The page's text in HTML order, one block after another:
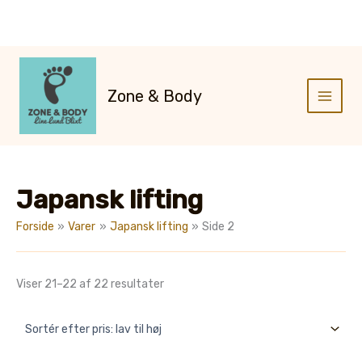
indholdet
Zone & Body
Japansk lifting
Forside Varer Japansk lifting Side 2
Viser 21–22 af 22 resultaterSorteret